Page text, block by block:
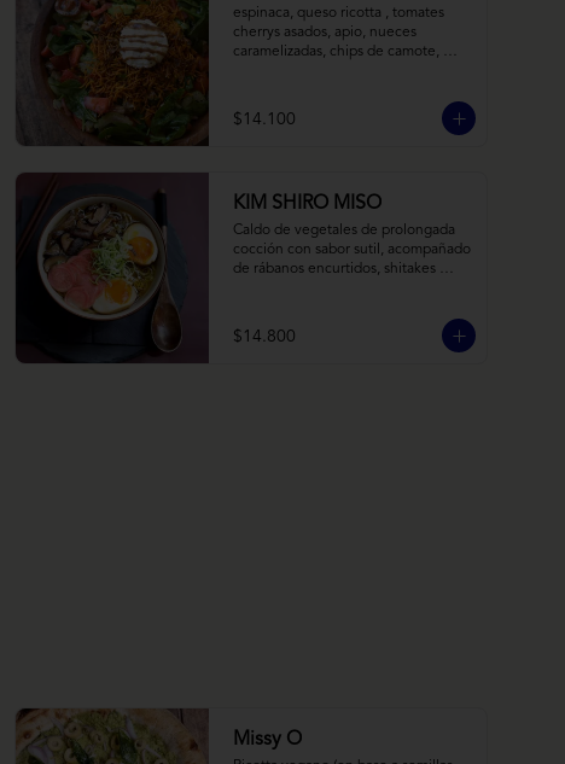
espinaca, queso ricotta , tomates
cherrys asados, apio, nueces
caramelizadas, chips de camote,
$14.100
KIM SHIRO MISO
Caldo de vegetales de prolongada
cocción con sabor sutil, acompañado
de rábanos encurtidos, shitakes
como opción vegana) y los
infaltables fideos de ramen.
$14.800
Missy O